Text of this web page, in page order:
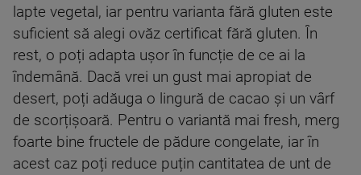
lapte vegetal, iar pentru varianta fără gluten este
suficient să alegi ovăz certificat fără gluten. În
rest, o poți adapta ușor în funcție de ce ai la
îndemână. Dacă vrei un gust mai apropiat de
desert, poți adăuga o lingură de cacao și un vârf
de scorțișoară. Pentru o variantă mai fresh, merg
foarte bine fructele de pădure congelate, iar în
acest caz poți reduce puțin cantitatea de unt de